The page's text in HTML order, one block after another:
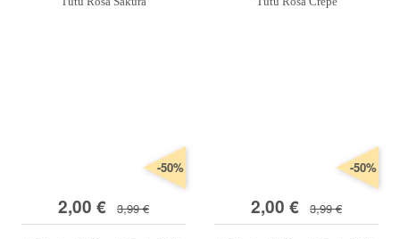
2,00 € 3,99 €
-50%
2,00 € 3,99 €
-50%